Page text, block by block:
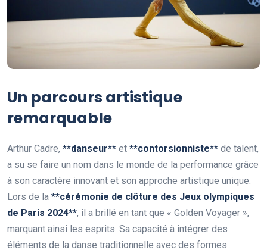
Un parcours artistique
remarquable
Arthur Cadre, **danseur** et **contorsionniste** de talent,
a su se faire un nom dans le monde de la performance grâce
à son caractère innovant et son approche artistique unique.
Lors de la **cérémonie de clôture des Jeux olympiques
de Paris 2024**, il a brillé en tant que « Golden Voyager »,
marquant ainsi les esprits. Sa capacité à intégrer des
éléments de la danse traditionnelle avec des formes